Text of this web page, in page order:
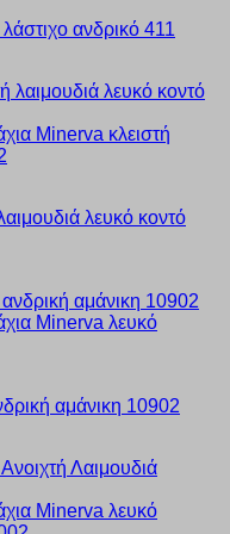
ανδρικό 411
λευκό κοντό
αμάνικη 10902